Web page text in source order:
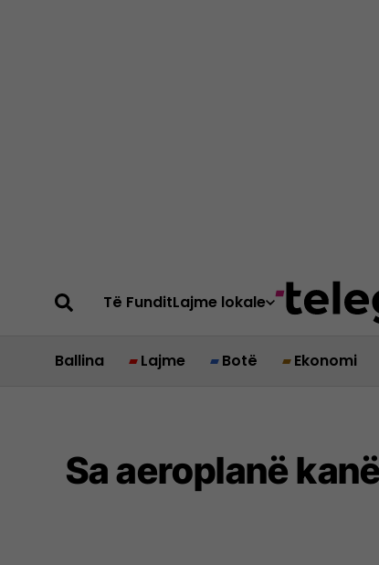
Të FunditLajme lokale
Ballina Lajme Botë Ekonomi
Sa aeroplanë